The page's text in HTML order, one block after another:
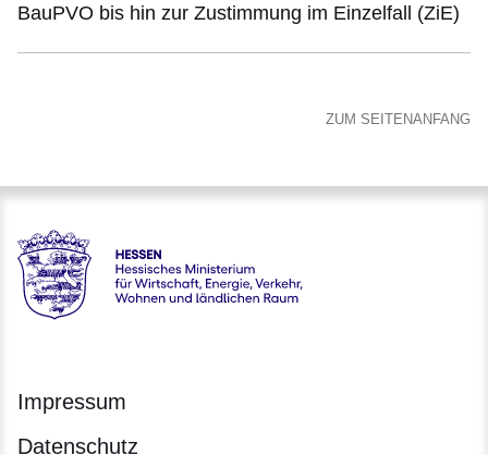
BauPVO bis hin zur Zustimmung im Einzelfall (ZiE)
ZUM SEITENANFANG
Hessen - Hessisches Ministerium für Wirtschaft, Energie,
Impressum
Datenschutz